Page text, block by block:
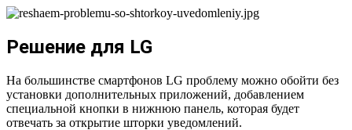
Решение для LG
На большинстве смартфонов LG проблему можно обойти без
установки дополнительных приложений, добавлением
специальной кнопки в нижнюю панель, которая будет
отвечать за открытие шторки уведомлений.